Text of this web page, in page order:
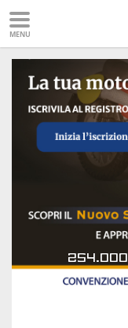
MENU
254.000